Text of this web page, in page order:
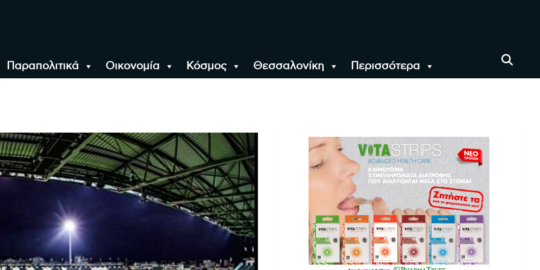
Παραπολιτικά Οικονομία Κόσμος Θεσσαλονίκη Περισσότερα